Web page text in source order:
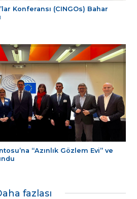
Konferansı (CINGOs) Bahar
“Azınlık Gözlem Evi” ve
fazlası